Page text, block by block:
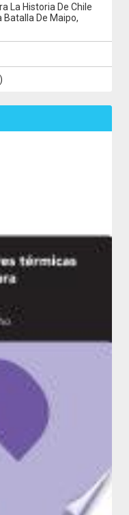
La Historia De Chile
Batalla De Maipo,